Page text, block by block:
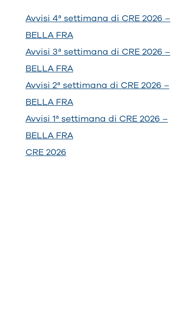
Avvisi 4ª settimana di CRE 2026 –
BELLA FRA
Avvisi 3ª settimana di CRE 2026 –
BELLA FRA
Avvisi 2ª settimana di CRE 2026 –
BELLA FRA
Avvisi 1ª settimana di CRE 2026 –
BELLA FRA
CRE 2026